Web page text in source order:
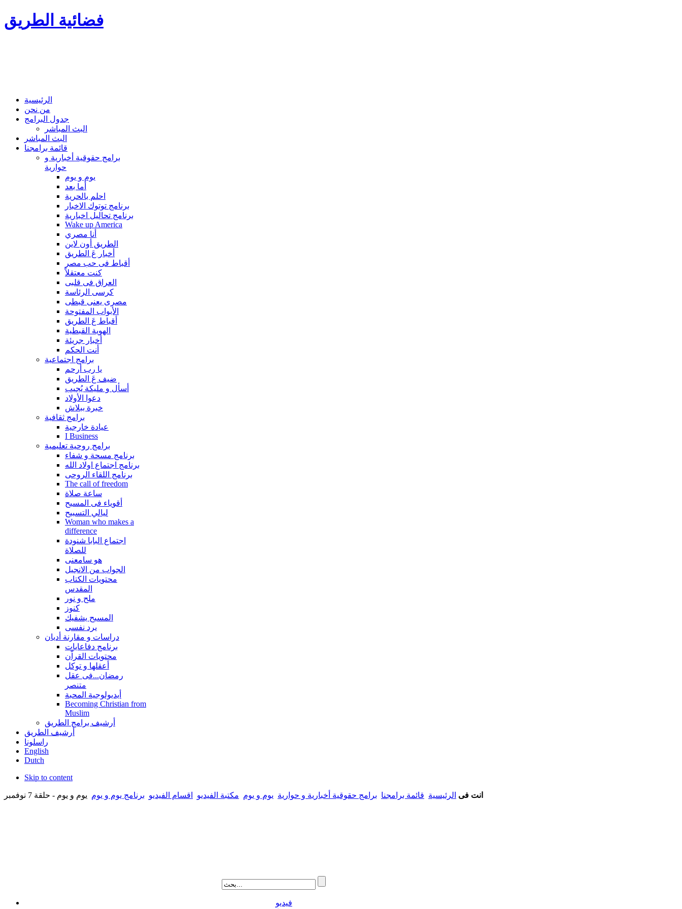
فضائية الطريق
الرئيسية
من نحن
جدول البرامج
البث المباشر
البث المباشر
قائمة برامجنا
برامج حقوقية أخبارية و
حوارية
يوم و يوم
أما بعد
احلم بالحرية
برنامج توتوك الاخبار
برنامج تحاليل اخبارية
Wake up America
أنا مصري
الطريق أون لاين
أخبار عَ الطريق
أقباط فى حب مصر
كنت معتقلاً
العراق فى قلبى
كرسى الرئاسة
مصرى يعنى قبطى
الأبواب المفتوحة
أقباط عَ الطريق
الهوية القبطية
أخبار جريئة
أنت الحكم
برامج اجتماعية
يا رب أرحم
ضيف عَ الطريق
أسأل و مليكة يُجيب
دعوا الأولاد
خبرة ببلاش
برامج ثقافية
عيادة خارجية
I Business
برامج روحية تعليمية
برنامج مسحة و شفاء
برنامج اجتماع اولاد الله
برنامج اللقاء الروحى
The call of freedom
ساعة صلاة
أقوياء فى المسيح
ليالي التسبيح
Woman who makes a
difference
اجتماع البابا شنودة
للصلاة
هو سامعنى
الجواب من الانجيل
محتويات الكتاب
المقدس
ملح و نور
كنوز
المسيح يشفيك
يرد نفسى
دراسات و مقارنة أديان
برنامج دفاعايات
محتويات القراّن
أعقلها و توكل
رمضان...فى عقل
متنصر
أيديولوجية المحبة
Becoming Christian from
Muslim
أرشيف برامج الطريق
أرشيف الطريق
راسلونا
English
Dutch
Skip to content
انت فى الرئيسية قائمة برامجنا برامج حقوقية أخبارية و حوارية يوم و يوم مكتبة الفيديو اقسام الفيديو برنامج يوم و يوم يوم و يوم - حلقة 7 نوفمبر
فيديو